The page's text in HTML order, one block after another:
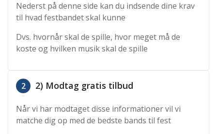
Nederst på denne side kan du indsende dine krav
til hvad festbandet skal kunne
Dvs. hvornår skal de spille, hvor meget må de
koste og hvilken musik skal de spille
2 2) Modtag gratis tilbud
Når vi har modtaget disse informationer vil vi
matche dig op med de bedste bands til fest